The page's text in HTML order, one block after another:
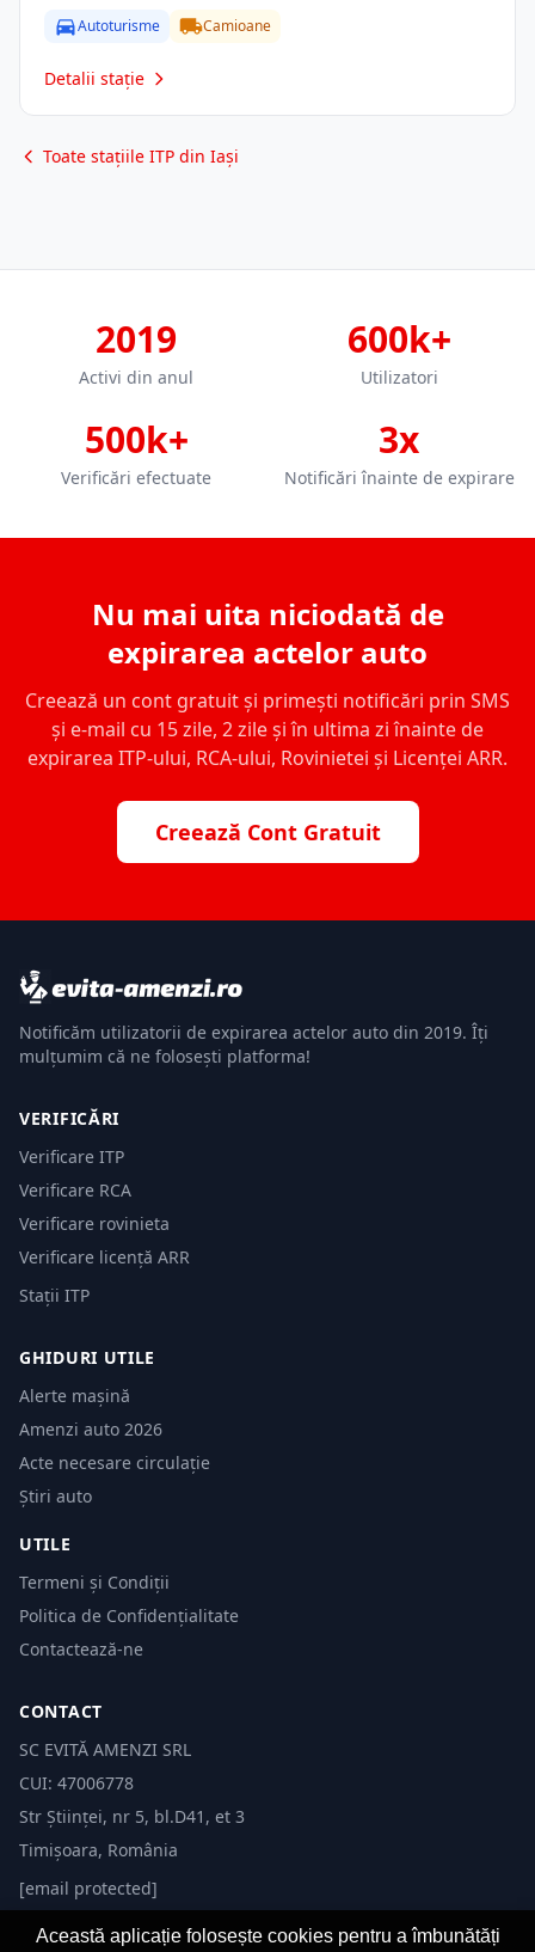
Autoturisme Camioane
Detalii stație
Toate stațiile ITP din Iași
2019
Activi din anul
600k+
Utilizatori
500k+
Verificări efectuate
3x
Notificări înainte de expirare
Nu mai uita niciodată de
expirarea actelor auto
Creează un cont gratuit și primești notificări prin SMS
și e-mail cu 15 zile, 2 zile și în ultima zi înainte de
expirarea ITP-ului, RCA-ului, Rovinietei și Licenței ARR.
Creează Cont Gratuit
Notificăm utilizatorii de expirarea actelor auto din 2019. Îți
mulțumim că ne folosești platforma!
VERIFICĂRI
Verificare ITP
Verificare RCA
Verificare rovinieta
Verificare licență ARR
Stații ITP
GHIDURI UTILE
Alerte mașină
Amenzi auto 2026
Acte necesare circulație
Știri auto
UTILE
Termeni și Condiții
Politica de Confidențialitate
Contactează-ne
CONTACT
SC EVITĂ AMENZI SRL
CUI: 47006778
Str Științei, nr 5, bl.D41, et 3
Timișoara, România
[email protected]
Această aplicație folosește cookies pentru a îmbunătăți